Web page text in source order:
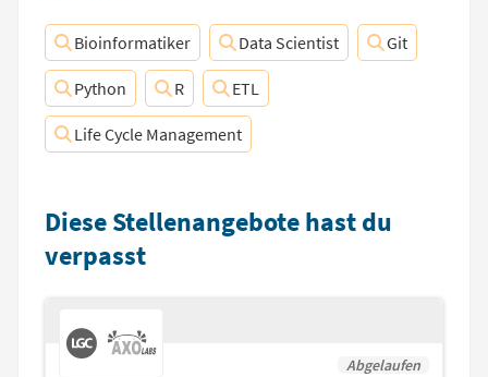
Bioinformatiker Data Scientist Git
Python R ETL
Life Cycle Management
Diese Stellenangebote hast du
verpasst
Abgelaufen